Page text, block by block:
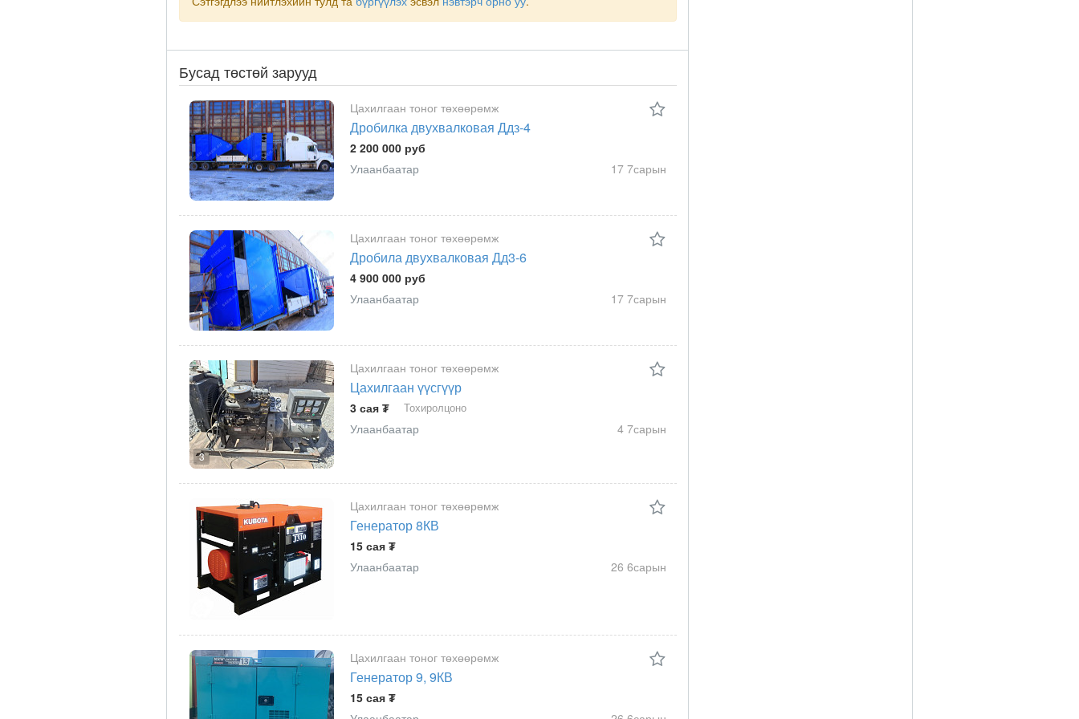
Бусад төстөй зарууд
Цахилгаан тоног төхөөрөмж
Дробилка двухвалковая Ддз-4
2 200 000 руб
Улаанбаатар
17 7сарын
Цахилгаан тоног төхөөрөмж
Дробила двухвалковая Дд3-6
4 900 000 руб
Улаанбаатар
17 7сарын
3
Цахилгаан тоног төхөөрөмж
Цахилгаан үүсгүүр
3 сая ₮ Тохиролцоно
Улаанбаатар 4 7сарын
Цахилгаан тоног төхөөрөмж
Генератор 8КВ
15 сая ₮
Улаанбаатар
26 6сарын
Цахилгаан тоног төхөөрөмж
Генератор 9, 9КВ
15 сая ₮